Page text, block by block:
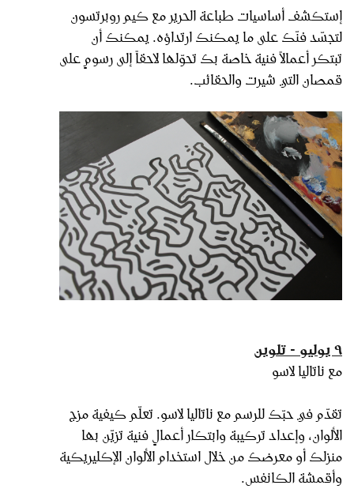
إستكشف أساسيات طباعة الحرير مع كيم روبرتسون
لتجسّد فنّك على ما يمكنك ارتداؤه. يمكنك أن
تبتكر أعمالاً فنية خاصة بك تحوّلها لاحقاً إلى رسومٍ على
قمصان التي شيرت والحقائب.
٩ يوليو - تلوين
مع ناتاليا لاسو
تقدّم في حبّك للرسم مع ناتاليا لاسو. تعلّم كيفية مزج
الألوان، وإعداد تركيبة وابتكار أعمالٍ فنية تزيّن بها
منزلك أو معرضك من خلال استخدام الألوان الإكليريكية
وأقمشة الكانفس.